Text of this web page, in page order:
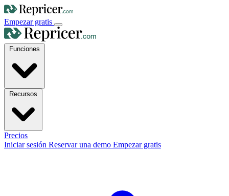
Empezar gratis
Precios
Iniciar sesión Reservar una demo Empezar gratis